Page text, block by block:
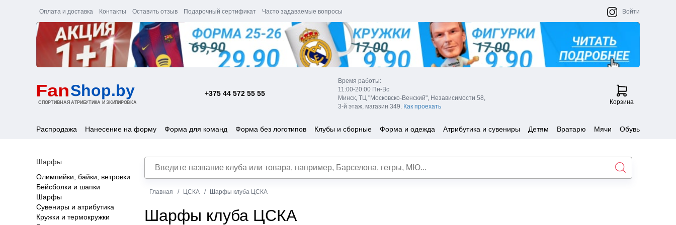
Оплата и доставка Контакты Оставить отзыв Подарочный сертификат Часто задаваемые вопросы Войти
+375 44 572 55 55
Время работы:
11:00-20:00 Пн-Вс
Минск, ТЦ "Московско-Венский", Независимости 58,
3-й этаж, магазин 349. Как проехать
Корзина
Распродажа Нанесение на форму Форма для команд Форма без логотипов Клубы и сборные Форма и одежда Атрибутика и сувениры Детям Вратарю Мячи Обувь
Шарфы
Олимпийки, байки, ветровки
Бейсболки и шапки
Шарфы
Сувениры и атрибутика
Кружки и термокружки
Главная ЦСКА Шарфы клуба ЦСКА
Шарфы клуба ЦСКА